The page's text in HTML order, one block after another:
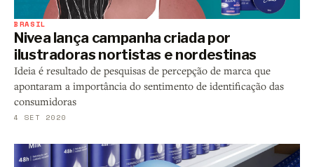
BRASIL
Nivea lança campanha criada por
ilustradoras nortistas e nordestinas
Ideia é resultado de pesquisas de percepção de marca que
apontaram a importância do sentimento de identificação das
consumidoras
4 SET 2020